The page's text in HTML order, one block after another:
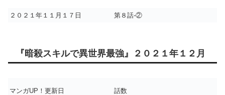
２０２１年１１月１７日 第８話-②
『暗殺スキルで異世界最強』２０２１年１２月
マンガUP！更新日 話数